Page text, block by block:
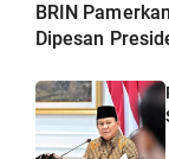
BRIN
Dipesan